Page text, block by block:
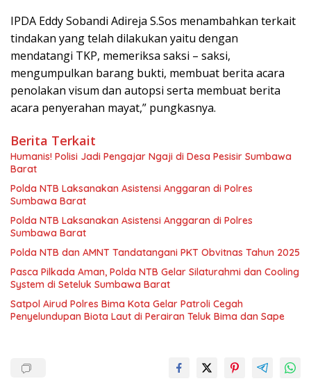
IPDA Eddy Sobandi Adireja S.Sos menambahkan terkait
tindakan yang telah dilakukan yaitu dengan
mendatangi TKP, memeriksa saksi – saksi,
mengumpulkan barang bukti, membuat berita acara
penolakan visum dan autopsi serta membuat berita
acara penyerahan mayat,” pungkasnya.
Berita Terkait
Humanis! Polisi Jadi Pengajar Ngaji di Desa Pesisir Sumbawa
Barat
Polda NTB Laksanakan Asistensi Anggaran di Polres
Sumbawa Barat
Polda NTB Laksanakan Asistensi Anggaran di Polres
Sumbawa Barat
Polda NTB dan AMNT Tandatangani PKT Obvitnas Tahun 2025
Pasca Pilkada Aman, Polda NTB Gelar Silaturahmi dan Cooling
System di Seteluk Sumbawa Barat
Satpol Airud Polres Bima Kota Gelar Patroli Cegah
Penyelundupan Biota Laut di Perairan Teluk Bima dan Sape